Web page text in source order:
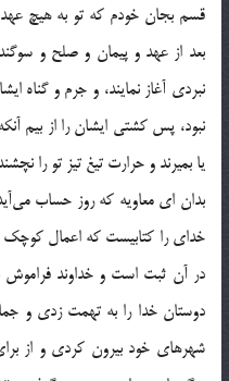
قسم بجان خودم که تو به هیچ
بعد از عهد و پیمان و صلح و
نبردی آغاز نمایند، و جرم و گناه
نبود، پس کشتی ایشان را از بیم
یا بمیرند و حرارت تیغ تیز تو را
بدان ای معاویه که روز حساب
خدای را کتابیست که اعمال کوچک
در آن ثبت است و خداوند فراموش
دوستان خدا را به تهمت زدی و
شهرهای خود بیرون کردی و از